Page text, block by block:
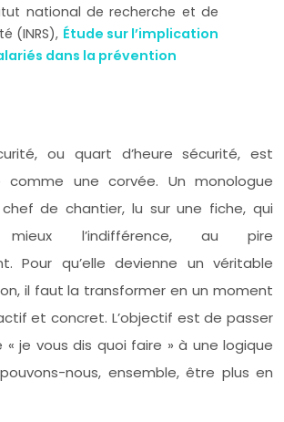
national de recherche et de
(INRS), Étude sur l’implication
dans la prévention
ou quart d’heure sécurité, est
comme une corvée. Un monologue
de chantier, lu sur une fiche, qui
l’indifférence, au pire
Pour qu’elle devienne un véritable
il faut la transformer en un moment
et concret. L’objectif est de passer
« je vous dis quoi faire » à une logique
nous, ensemble, être plus en